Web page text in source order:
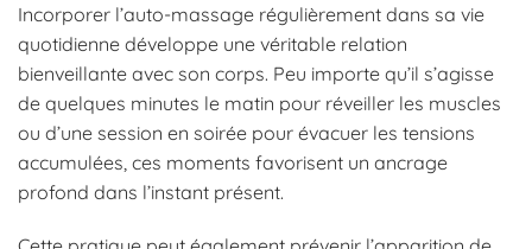
Incorporer l’auto-massage régulièrement dans sa vie
quotidienne développe une véritable relation
bienveillante avec son corps. Peu importe qu’il s’agisse
de quelques minutes le matin pour réveiller les muscles
ou d’une session en soirée pour évacuer les tensions
accumulées, ces moments favorisent un ancrage
profond dans l’instant présent.